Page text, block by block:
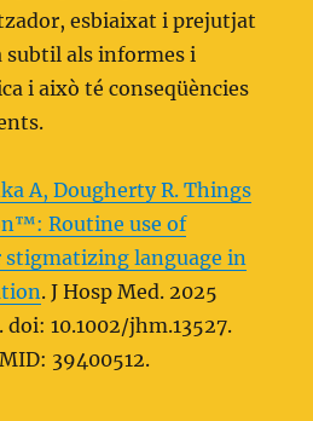
esbiaixat i prejutjat
subtil als informes i
i això té conseqüències
A, Dougherty R. Things
Routine use of
language in
. J Hosp Med. 2025
10.1002/jhm.13527.
39400512.